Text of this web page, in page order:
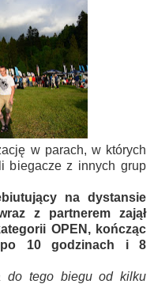
w parach, w których
biegacze z innych grup
na dystansie
z partnerem zajął
OPEN, kończąc
10 godzinach i 8
do tego biegu od kilku